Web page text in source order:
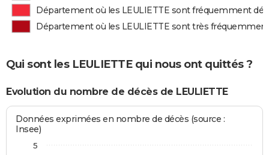
Département où les LEULIETTE sont fréquemment
Département où les LEULIETTE sont très
Qui sont les LEULIETTE qui nous ont quittés ?
Evolution du nombre de décès de LEULIETTE
Données exprimées en nombre de décès (source :
Insee)
5